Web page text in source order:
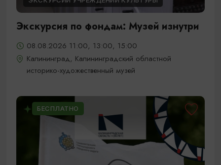
Экскурсия по фондам: Музей изнутри
08.08.2026 11:00, 13:00, 15:00
Калининград, Калининградский областной
историко-художественный музей
БЕСПЛАТНО